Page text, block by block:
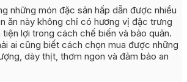
những món đặc sản hấp dẫn được nhiều
ăn này không chỉ có hương vị đặc trưng
lợi trong cách chế biến và bảo quản.
ai cũng biết cách chọn mua được những
dày thịt, thơm ngon và đảm bảo an